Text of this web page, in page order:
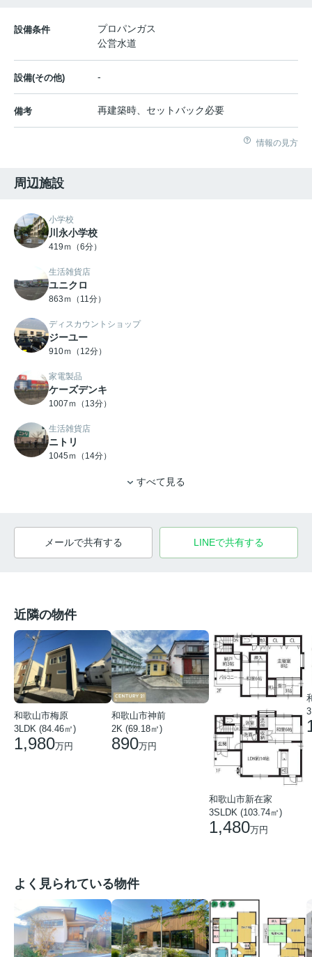
設備条件
プロパンガス
公営水道
設備(その他) -
備考 再建築時、セットバック必要
情報の見方
周辺施設
小学校
川永小学校
419ｍ（6分）
生活雑貨店
ユニクロ
863ｍ（11分）
ディスカウントショップ
ジーユー
910ｍ（12分）
家電製品
ケーズデンキ
1007ｍ（13分）
生活雑貨店
ニトリ
1045ｍ（14分）
すべて見る
メールで共有する LINEで共有する
近隣の物件
和歌山市梅原
3LDK (84.46㎡)
1,980万円
和歌山市神前
2K (69.18㎡)
890万円
和歌山市新在家
3SLDK (103.74㎡)
1,480万円
よく見られている物件